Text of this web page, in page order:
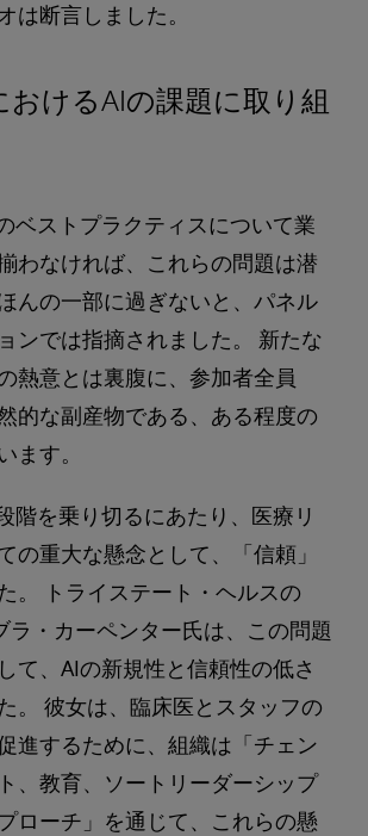
は断言しました。
おけるAIの課題に取り組
ベストプラクティスについて業
わなければ、これらの問題は潜
んの一部に過ぎないと、パネル
ンでは指摘されました。 新たな
熱意とは裏腹に、参加者全員
的な副産物である、ある程度の
ます。
階を乗り切るにあたり、医療リ
の重大な懸念として、「信頼」
。 トライステート・ヘルスの
ラ・カーペンター氏は、この問題
て、AIの新規性と信頼性の低さ
。 彼女は、臨床医とスタッフの
進するために、組織は「チェン
、教育、ソートリーダーシップ
ローチ」を通じて、これらの懸